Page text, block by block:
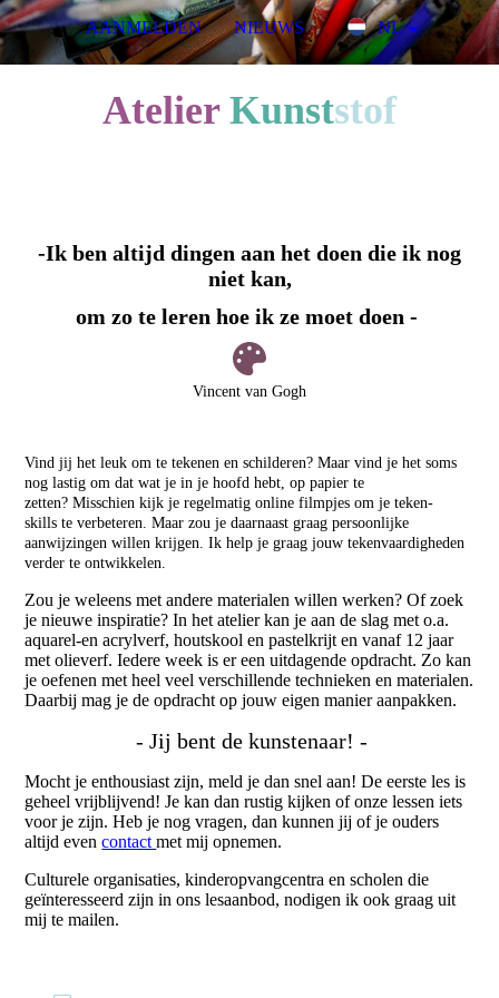
Atelier Kunststof
-Ik ben altijd dingen aan het doen die ik nog
niet kan,
om zo te leren hoe ik ze moet doen -
Vincent van Gogh
Vind jij het leuk om te tekenen en schilderen? Maar vind je het soms
nog lastig om dat wat je in je hoofd hebt, op papier te
zetten?Misschien kijk je regelmatig online filmpjes om je teken-
skills te verbeteren. Maar zou je daarnaast graag persoonlijke
aanwijzingen willen krijgen. Ik help je graag jouw tekenvaardigheden
verder te ontwikkelen.
Zou je weleens met andere materialen willen werken? Of zoek
je nieuwe inspiratie? In het atelier kan je aan de slag met o.a.
aquarel-en acrylverf, houtskool en pastelkrijt en vanaf 12 jaar
met olieverf. Iedere week is er een uitdagende opdracht. Zo kan
je oefenen met heel veel verschillende technieken en materialen.
Daarbij mag je de opdracht op jouw eigen manier aanpakken.
- Jij bent de kunstenaar! -
Mocht je enthousiast zijn, meld je dan snel aan! De eerste les is
geheel vrijblijvend! Je kan dan rustig kijken of onze lessen iets
voor je zijn.Heb je nog vragen, dan kunnen jij of je ouders
altijd evencontactmet mij opnemen.
Culturele organisaties, kinderopvangcentra en scholen die
geïnteresseerd zijn in ons lesaanbod, nodigen ik ook graag uit
mij te mailen.
AANMELDEN NIEUWS NL